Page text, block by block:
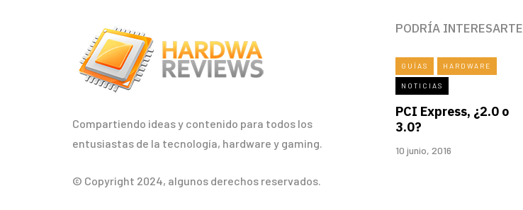
Compartiendo ideas y contenido para todos los
entusiastas de la tecnología, hardware y gaming.
© Copyright 2024, algunos derechos reservados.
PODRÍA INTERESARTE
GUÍAS HARDWARE
NOTICIAS
PCI Express, ¿2.0 o
3.0?
10 junio, 2016